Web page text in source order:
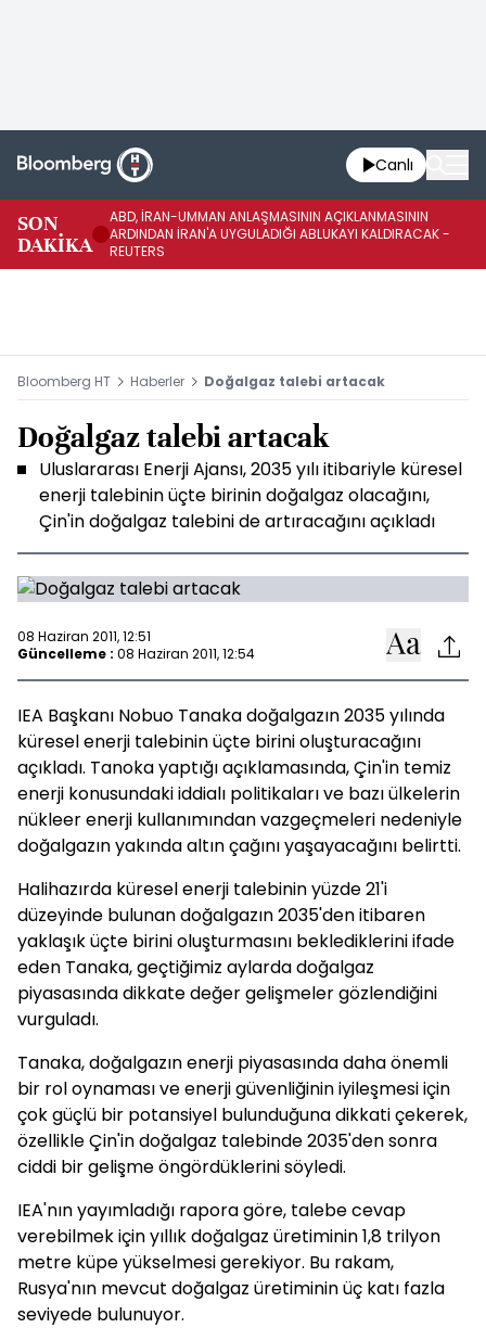
Canlı
SON
DAKİKA
ABD, İRAN-UMMAN ANLAŞMASININ AÇIKLANMASININ
ARDINDAN İRAN'A UYGULADIĞI ABLUKAYI KALDIRACAK -
REUTERS
Bloomberg HT Haberler Doğalgaz talebi artacak
Doğalgaz talebi artacak
Uluslararası Enerji Ajansı, 2035 yılı itibariyle küresel
enerji talebinin üçte birinin doğalgaz olacağını,
Çin'in doğalgaz talebini de artıracağını açıkladı
08 Haziran 2011, 12:51
Güncelleme : 08 Haziran 2011, 12:54
IEA Başkanı Nobuo Tanaka doğalgazın 2035 yılında
küresel enerji talebinin üçte birini oluşturacağını
açıkladı. Tanoka yaptığı açıklamasında, Çin'in temiz
enerji konusundaki iddialı politikaları ve bazı ülkelerin
nükleer enerji kullanımından vazgeçmeleri nedeniyle
doğalgazın yakında altın çağını yaşayacağını belirtti.
Halihazırda küresel enerji talebinin yüzde 21'i
düzeyinde bulunan doğalgazın 2035'den itibaren
yaklaşık üçte birini oluşturmasını beklediklerini ifade
eden Tanaka, geçtiğimiz aylarda doğalgaz
piyasasında dikkate değer gelişmeler gözlendiğini
vurguladı.
Tanaka, doğalgazın enerji piyasasında daha önemli
bir rol oynaması ve enerji güvenliğinin iyileşmesi için
çok güçlü bir potansiyel bulunduğuna dikkati çekerek,
özellikle Çin'in doğalgaz talebinde 2035'den sonra
ciddi bir gelişme öngördüklerini söyledi.
IEA'nın yayımladığı rapora göre, talebe cevap
verebilmek için yıllık doğalgaz üretiminin 1,8 trilyon
metre küpe yükselmesi gerekiyor. Bu rakam,
Rusya'nın mevcut doğalgaz üretiminin üç katı fazla
seviyede bulunuyor.